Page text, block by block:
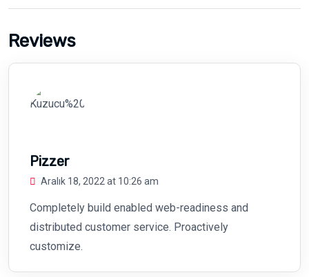
Reviews
Pizzer
Aralık 18, 2022 at 10:26 am
Completely build enabled web-readiness and
distributed customer service. Proactively
customize.